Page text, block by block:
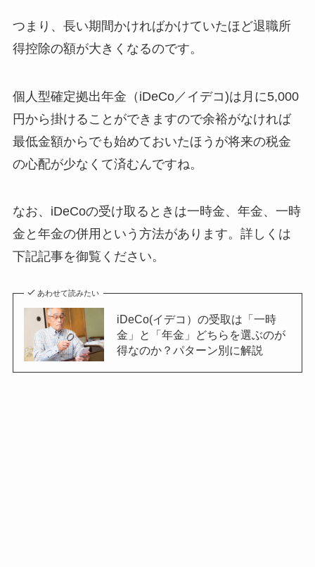
つまり、 長い期間かければかけていたほど退職所
得控除の額が大きくなるのです。
個人型確定拠出年金（iDeCo／イデコ)は月に5,000
円から掛けることができますので余裕がなければ
最低金額からでも始めておいたほうが将来の税金
の心配が少なくて済むんですね。
なお、iDeCoの受け取るときは一時金、年金、一時
金と年金の併用という方法があります。詳しくは
下記記事を御覧ください。
あわせて読みたい
iDeCo(イデコ）の受取は「一時
金」と「年金」どちらを選ぶのが
得なのか？パターン別に解説